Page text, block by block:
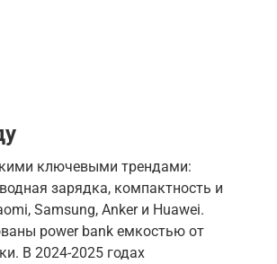
ключевыми трендами:
зарядка, компактность и
Samsung, Anker и Huawei.
power bank емкостью от
В 2024-2025 годах